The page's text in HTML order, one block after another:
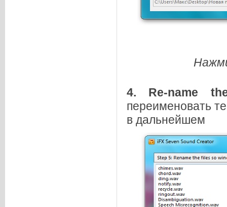
4. Re-name
переименовать
в дальнейшем